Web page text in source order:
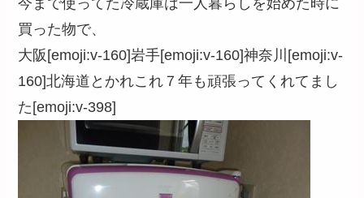
今まで使ってた冷蔵庫は一人暮らしを始めた時に
買った物で、
大阪[emoji:v-160]岩手[emoji:v-160]神奈川[emoji:v-
160]北海道とかれこれ７年も頑張ってくれてまし
た[emoji:v-398]